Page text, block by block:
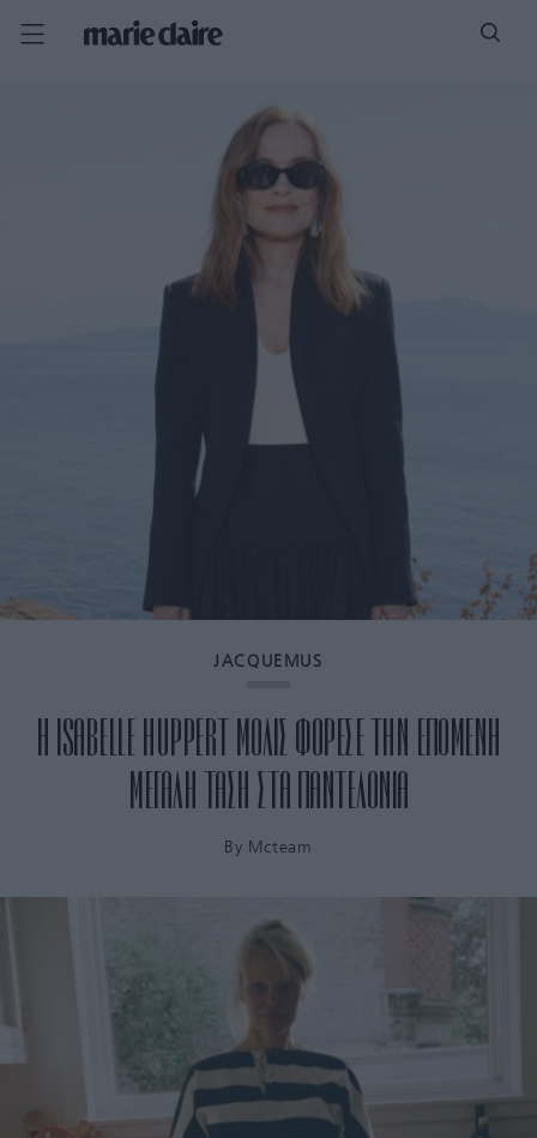
JACQUEMUS
Η ISABELLE HUPPERT ΜΟΛΙΣ ΦΟΡΕΣΕ ΤΗΝ ΕΠΟΜΕΝΗ
ΜΕΓΑΛΗ ΤΑΣΗ ΣΤΑ ΠΑΝΤΕΛΟΝΙΑ
By Mcteam